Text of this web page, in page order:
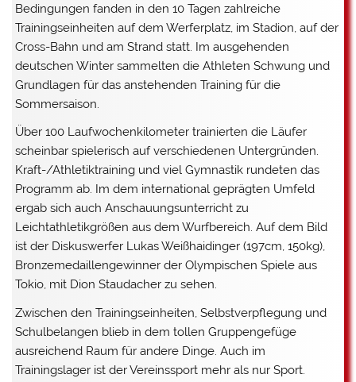
Bedingungen fanden in den 10 Tagen zahlreiche
Trainingseinheiten auf dem Werferplatz, im Stadion, auf der
Cross-Bahn und am Strand statt. Im ausgehenden
deutschen Winter sammelten die Athleten Schwung und
Grundlagen für das anstehenden Training für die
Sommersaison.
Über 100 Laufwochenkilometer trainierten die Läufer
scheinbar spielerisch auf verschiedenen Untergründen.
Kraft-/Athletiktraining und viel Gymnastik rundeten das
Programm ab. Im dem international geprägten Umfeld
ergab sich auch Anschauungsunterricht zu
Leichtathletikgrößen aus dem Wurfbereich. Auf dem Bild
ist der Diskuswerfer Lukas Weißhaidinger (197cm, 150kg),
Bronzemedaillengewinner der Olympischen Spiele aus
Tokio, mit Dion Staudacher zu sehen.
Zwischen den Trainingseinheiten, Selbstverpflegung und
Schulbelangen blieb in dem tollen Gruppengefüge
ausreichend Raum für andere Dinge. Auch im
Trainingslager ist der Vereinssport mehr als nur Sport.